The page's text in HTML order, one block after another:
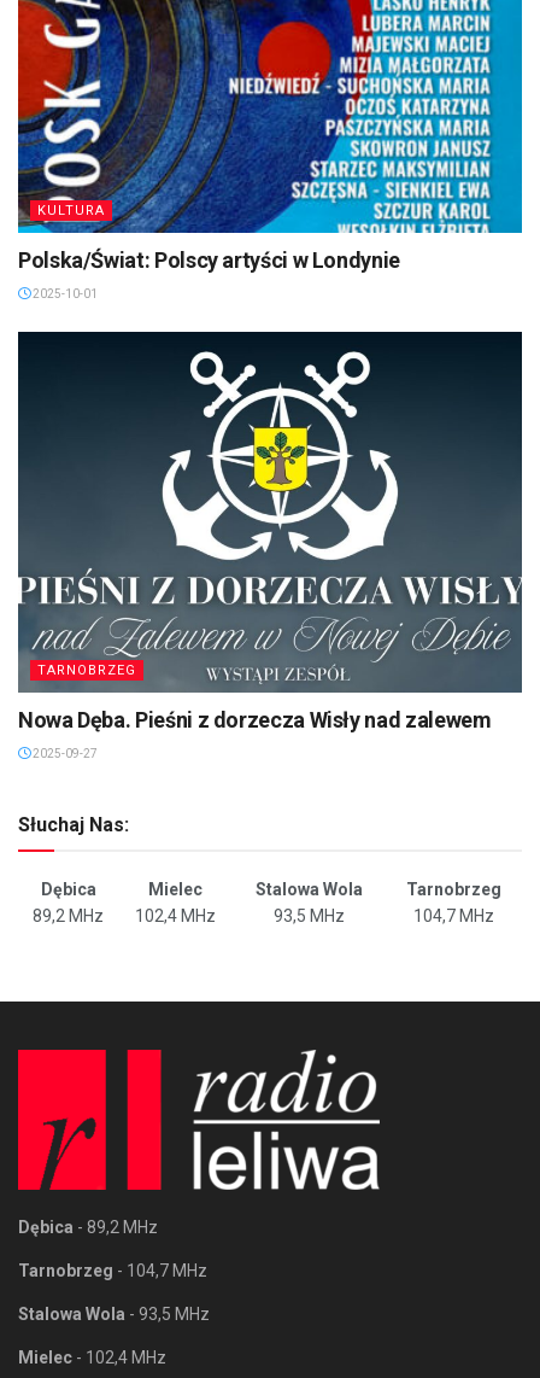
KULTURA
Polska/Świat: Polscy artyści w Londynie
2025-10-01
TARNOBRZEG
Nowa Dęba. Pieśni z dorzecza Wisły nad zalewem
2025-09-27
Słuchaj Nas:
Dębica Mielec Stalowa Wola
Tarnobrzeg
89,2 MHz
102,4 MHz 93,5 MHz 104,7 MHz
Dębica - 89,2 MHz
Tarnobrzeg - 104,7 MHz
Stalowa Wola - 93,5 MHz
Mielec - 102,4 MHz